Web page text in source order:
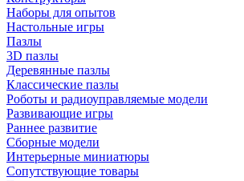
Наборы для опытов
Настольные игры
Пазлы
3D пазлы
Деревянные пазлы
Классические пазлы
Роботы и радиоуправляемые модели
Развивающие игры
Раннее развитие
Сборные модели
Интерьерные миниатюры
Сопутствующие товары